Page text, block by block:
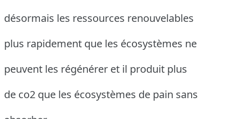
désormais les ressources renouvelables
plus rapidement que les écosystèmes ne
peuvent les régénérer et il produit plus
de co2 que les écosystèmes de pain sans